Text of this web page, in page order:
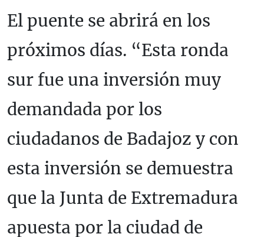
El puente se abrirá en los
próximos días. “Esta ronda
sur fue una inversión muy
demandada por los
ciudadanos de Badajoz y con
esta inversión se demuestra
que la Junta de Extremadura
apuesta por la ciudad de